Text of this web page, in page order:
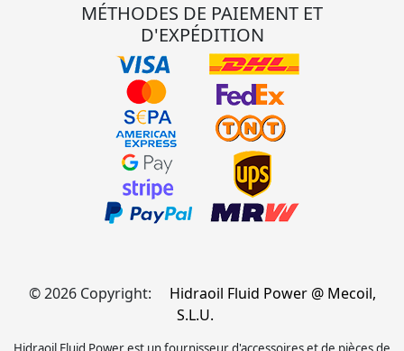
MÉTHODES DE PAIEMENT ET
D'EXPÉDITION
© 2026 Copyright:
Hidraoil Fluid Power @ Mecoil,
S.L.U.